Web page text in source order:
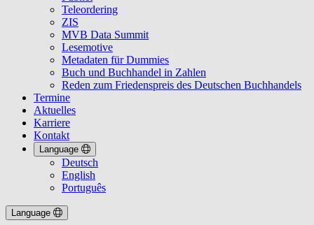
Teleordering
ZIS
MVB Data Summit
Lesemotive
Metadaten für Dummies
Buch und Buchhandel in Zahlen
Reden zum Friedenspreis des Deutschen Buchhandels
Termine
Aktuelles
Karriere
Kontakt
Language
Deutsch
English
Português
Language